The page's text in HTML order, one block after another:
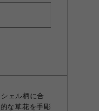
ェル柄に合
な草花を手彫